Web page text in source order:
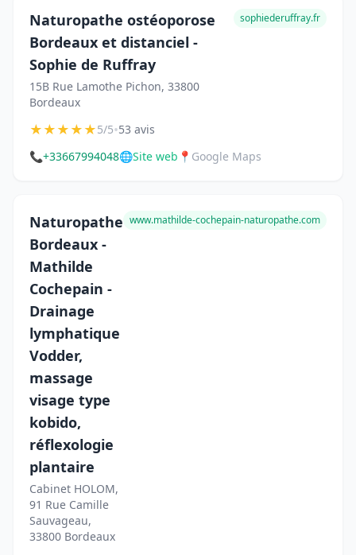
Naturopathe ostéoporose
Bordeaux et distanciel -
Sophie de Ruffray
15B Rue Lamothe Pichon, 33800
Bordeaux
sophiederuffray.fr
★★★★★5/5•53 avis
📞+33667994048🌐Site web 📍 Google Maps
Naturopathe
Bordeaux -
Mathilde
Cochepain -
Drainage
lymphatique
Vodder,
massage
visage type
kobido,
réflexologie
plantaire
Cabinet HOLOM,
91 Rue Camille
Sauvageau,
33800 Bordeaux
www.mathilde-cochepain-naturopathe.com